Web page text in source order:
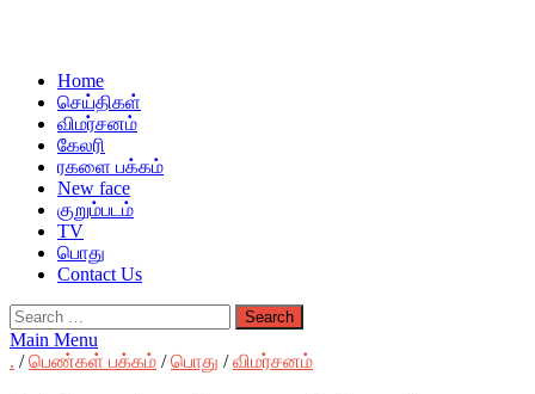
Home
செய்திகள்
விமர்சனம்
கேலரி
ரகளை பக்கம்
New face
குறும்படம்
TV
பொது
Contact Us
Search
for:
Main Menu
. /பெண்கள் பக்கம் /பொது /விமர்சனம்